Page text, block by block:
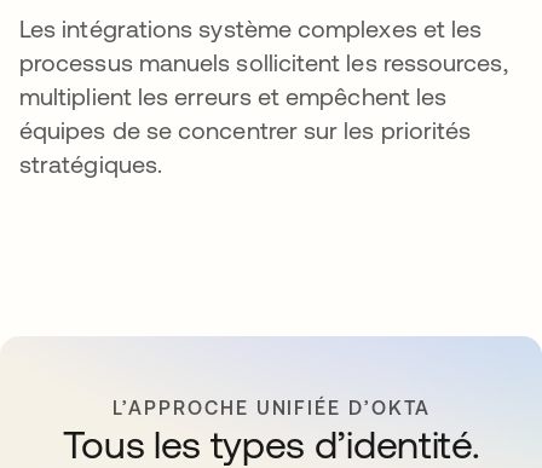
Les intégrations système complexes et les
processus manuels sollicitent les ressources,
multiplient les erreurs et empêchent les
équipes de se concentrer sur les priorités
stratégiques.
L’APPROCHE UNIFIÉE D’OKTA
Tous les types d’identité.